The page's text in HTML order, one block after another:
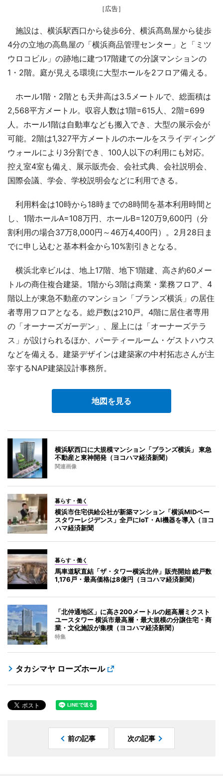
［広告］
施設は、横浜駅西口から徒歩6分、横浜髙島屋から徒歩
4分の立地の高島屋の「横浜商品管理センター」と「ミツ
ウロコビル」の跡地に建つ17階建ての分譲マンションの
1・2階。庭が見える環境に大型ホールを2フロア備える。
ホール1階・2階とも天井高は3.5メートルで、総面積は
2,568平方メートル。収容人数は1階=615人、2階=699
人。ホール1階は自動車なども搬入でき、大型の展示会が
可能。2階は1,327平方メートルのホールをスライディング
ウォールにより3分割でき、100人以下の利用にも対応。
控え室4室も備え、展示販売会、会社式典、会社説明会、
国際会議、学会、学校説明会などに利用できる。
利用料金は10時から18時までの8時間を基本利用時間と
し、1階ホールA=108万円、ホールB=120万9,600円（分
割利用の場合37万8,000円～46万4,400円）。2月28日ま
でに申し込むと基本料金から10%割引きとなる。
横浜北幸ビルは、地上17階、地下1階建、高さ約60メー
トルの商住複合建築。1階から3階は商業・業務フロア、4
階以上が東急不動産のマンション「ブランズ横浜」の居住
者専用フロアとなる。総戸数は210戸。4階に居住者専用
の「オーナーズガーデン」、屋上には「オーナーズテラ
ス」が設けられるほか、パーティールーム・ゲストハウス
などを備える。建築デザインは建築家の中村拓志さんが主
宰するNAP建築設計事務所。
地図を見る
横浜駅西口に大規模マンション「ブランズ横浜」 東急
不動産と東神開発（ヨコハマ経済新聞）
関連画像
暮らす・働く
横浜市住宅供給公社が新築マンション「横浜MIDベー
スタワーレジデンス」全戸にIoT・AI機器を導入（ヨコ
ハマ経済新聞
暮らす・働く
馬車道駅直結「ザ・タワー横浜北仲」販売開始 総戸数
1,176戸・最高価格は8億円（ヨコハマ経済新聞）
「北仲通地区」に高さ200メートルの超高層ミクスト
ユースタワー 横浜市最高層・最大規模の分譲住宅・商
業・文化施設が集積（ヨコハマ経済新聞）
特集
タカシマヤ ローズホール
前の記事 次の記事